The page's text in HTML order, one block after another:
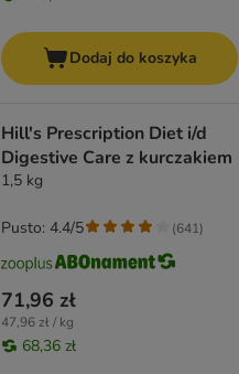
Dodaj do koszyka
Hill's Prescription Diet i/d
Digestive Care z kurczakiem
1,5 kg
71,96 zł
47,96 zł / kg
68,36 zł
Pusto: 4.4/5 (641)